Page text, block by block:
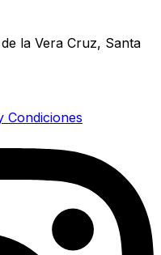
la Vera Cruz, Santa
Condiciones